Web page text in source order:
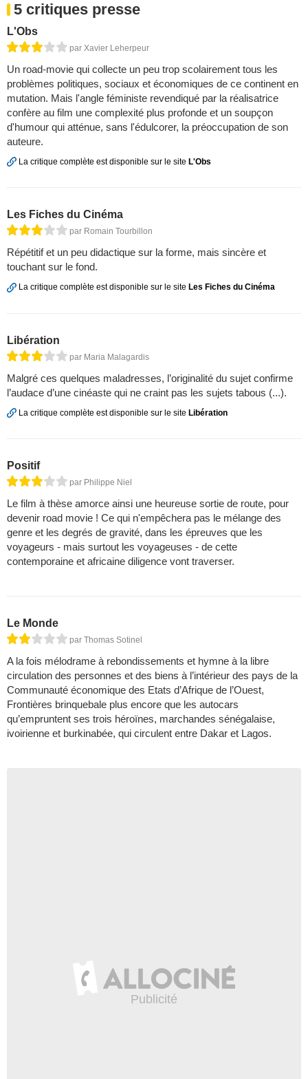
5 critiques presse
L'Obs
par Xavier Leherpeur
Un road-movie qui collecte un peu trop scolairement tous les
problèmes politiques, sociaux et économiques de ce continent en
mutation. Mais l'angle féministe revendiqué par la réalisatrice
confère au film une complexité plus profonde et un soupçon
d'humour qui atténue, sans l'édulcorer, la préoccupation de son
auteure.
La critique complète est disponible sur le site L'Obs
Les Fiches du Cinéma
par Romain Tourbillon
Répétitif et un peu didactique sur la forme, mais sincère et
touchant sur le fond.
La critique complète est disponible sur le site Les Fiches du Cinéma
Libération
par Maria Malagardis
Malgré ces quelques maladresses, l’originalité du sujet confirme
l’audace d’une cinéaste qui ne craint pas les sujets tabous (...).
La critique complète est disponible sur le site Libération
Positif
par Philippe Niel
Le film à thèse amorce ainsi une heureuse sortie de route, pour
devenir road movie ! Ce qui n'empêchera pas le mélange des
genre et les degrés de gravité, dans les épreuves que les
voyageurs - mais surtout les voyageuses - de cette
contemporaine et africaine diligence vont traverser.
Le Monde
par Thomas Sotinel
A la fois mélodrame à rebondissements et hymne à la libre
circulation des personnes et des biens à l’intérieur des pays de la
Communauté économique des Etats d’Afrique de l’Ouest,
Frontières brinquebale plus encore que les autocars
qu’empruntent ses trois héroïnes, marchandes sénégalaise,
ivoirienne et burkinabée, qui circulent entre Dakar et Lagos.